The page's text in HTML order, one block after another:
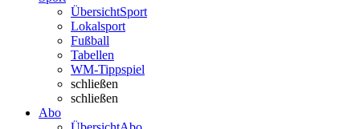
ÜbersichtSport
Lokalsport
Fußball
Tabellen
WM-Tippspiel
schließen
schließen
Abo